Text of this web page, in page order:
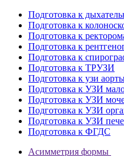
Подготовка к
Подготовка к
Подготовка к
Подготовка к
Подготовка к
Подготовка к ТРУЗИ
Подготовка к узи
Подготовка к УЗИ
Подготовка к УЗИ
Подготовка к УЗИ
Подготовка к УЗИ
Подготовка к ФГДС
Асимметрия формы